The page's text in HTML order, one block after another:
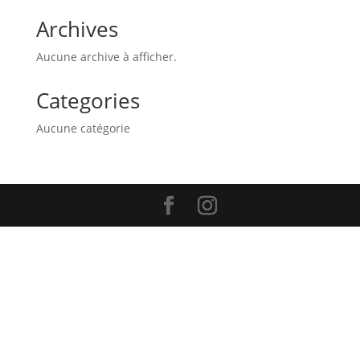
Archives
Aucune archive à afficher.
Categories
Aucune catégorie